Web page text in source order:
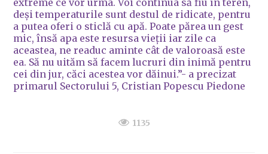
extreme ce vor urma. Voi continua să fiu în teren,
deși temperaturile sunt destul de ridicate, pentru
a putea oferi o sticlă cu apă. Poate părea un gest
mic, însă apa este resursa vieții iar zile ca
aceastea, ne readuc aminte cât de valoroasă este
ea. Să nu uităm să facem lucruri din inimă pentru
cei din jur, căci acestea vor dăinui.”- a precizat
primarul Sectorului 5, Cristian Popescu Piedone
1135